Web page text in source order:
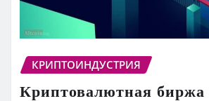
КРИПТОИНДУСТРИЯ
Криптовалютная